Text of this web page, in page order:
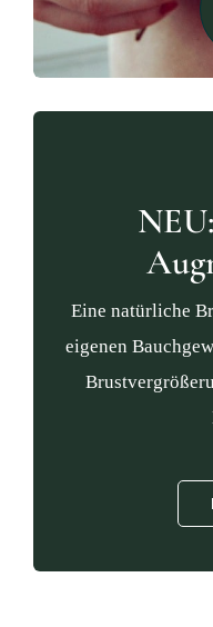
Eine natürliche
eigenen